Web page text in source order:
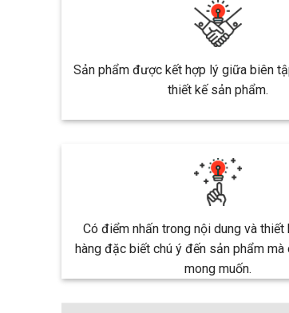
Sản phẩm được kết hợp lý giữa biên
thiết kế sản phẩm.
Có điểm nhấn trong nội dung và thiết
hàng đặc biết chú ý đến sản phẩm mà
mong muốn.